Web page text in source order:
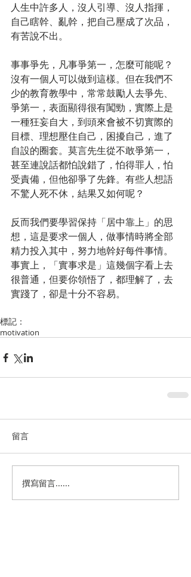
人生中許多人，沒人引導、沒人指揮，
自己瞎幹、亂幹，把自己壓成了次品，
有苦說不出。
事事爭先，凡事爭第一，怎麼可能呢？
沒有一個人可以做到這樣。但在我們不
少的教育教學中，常常鼓勵人去爭先、
爭第一，表面顯得很有闖勁，實際上是
一種狂妄自大，到頭來會被不切實際的
目標、理想壓住自己，困擾自己，進了
自設的圈套。莫言先生從不敢爭第一，
甚至連說話都怕說錯了，怕得罪人，怕
受責備，但他卻爭了先鋒。有些人想語
不驚人死不休，結果又如何呢？
反而我們要學習保持「居中靠上」的思
想，這是要求一個人，做事情時將全部
精力投入其中，努力地幹好每件事情。
事實上，「實事求是」這幾個字看上去
很普通，但要你領悟了，都理解了，去
實踐了，卻是十分不容易。
標記：
motivation
留言
撰寫留言......